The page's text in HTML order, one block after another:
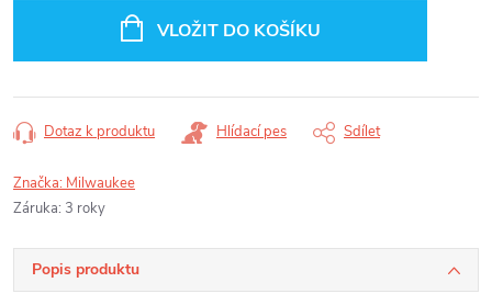
VLOŽIT DO KOŠÍKU
Dotaz k produktu Hlídací pes Sdílet
Značka: Milwaukee
Záruka: 3 roky
Popis produktu